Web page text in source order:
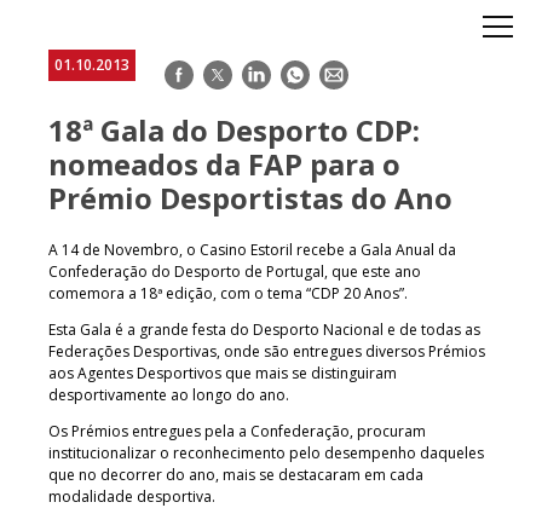
01.10.2013 Facebook
TwitterLinkedInWhatsApp
E-
18ª Gala do Desporto CDP:
nomeados da FAP para o
Prémio Desportistas do Ano
A 14 de Novembro, o Casino Estoril recebe a Gala Anual da
Confederação do Desporto de Portugal, que este ano
comemora a 18ª edição, com o tema “CDP 20 Anos”.
Esta Gala é a grande festa do Desporto Nacional e de todas as
Federações Desportivas, onde são entregues diversos Prémios
aos Agentes Desportivos que mais se distinguiram
desportivamente ao longo do ano.
Os Prémios entregues pela a Confederação, procuram
institucionalizar o reconhecimento pelo desempenho daqueles
que no decorrer do ano, mais se destacaram em cada
modalidade desportiva.